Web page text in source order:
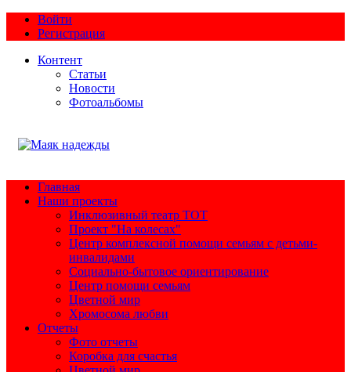
Войти
Регистрация
Контент
Статьи
Новости
Фотоальбомы
Главная
Наши проекты
Инклюзивный театр ТОТ
Проект "На колесах"
Центр комплексной помощи семьям с детьми-
инвалидами
Социально-бытовое ориентирование
Центр помощи семьям
Цветной мир
Хромосома любви
Отчеты
Фото отчеты
Коробка для счастья